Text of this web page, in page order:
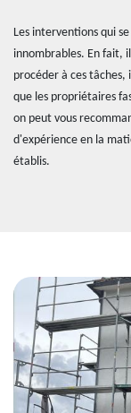
Les interventions qui
innombrables. En fait,
procéder à ces
que les propriétaires
on peut vous
d'expérience en la
établis.